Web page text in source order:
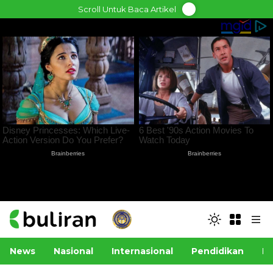
to
Scroll Untuk Baca Artikel
News Nasional Internasional Pendidikan